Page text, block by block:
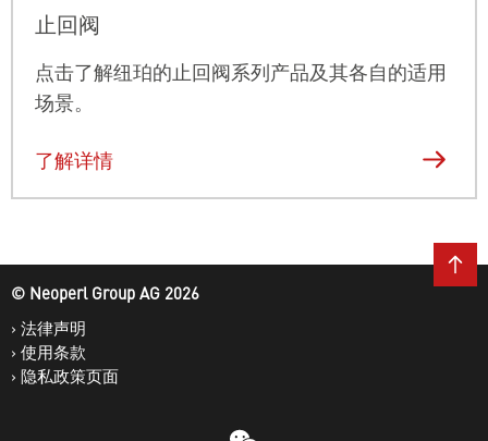
止回阀
点击了解纽珀的止回阀系列产品及其各自的适用
场景。
了解详情
© Neoperl Group AG 2026
› 法律声明
› 使用条款
› 隐私政策页面